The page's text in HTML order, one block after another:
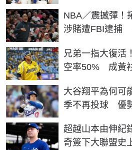
NBA／震撼彈！
涉賭遭FBI逮捕
兄弟一指大復活
空率50% 成黃
大谷翔平為何可
季不再投球 優
超越山本由伸紀
奇簽下大聯盟史